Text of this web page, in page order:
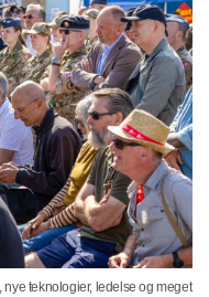
teknologier, ledelse og meget